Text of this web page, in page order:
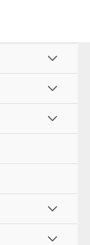
menú
menú
menú